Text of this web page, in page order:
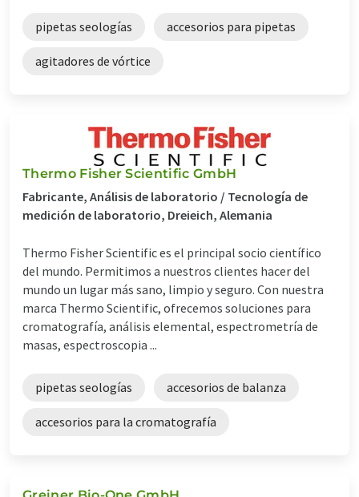
pipetas seologías accesorios para pipetas
agitadores de vórtice
Thermo Fisher Scientific GmbH
Fabricante, Análisis de laboratorio / Tecnología de
medición de laboratorio, Dreieich, Alemania
Thermo Fisher Scientific es el principal socio científico
del mundo. Permitimos a nuestros clientes hacer del
mundo un lugar más sano, limpio y seguro. Con nuestra
marca Thermo Scientific, ofrecemos soluciones para
cromatografía, análisis elemental, espectrometría de
masas, espectroscopia ...
pipetas seologías accesorios de balanza
accesorios para la cromatografía